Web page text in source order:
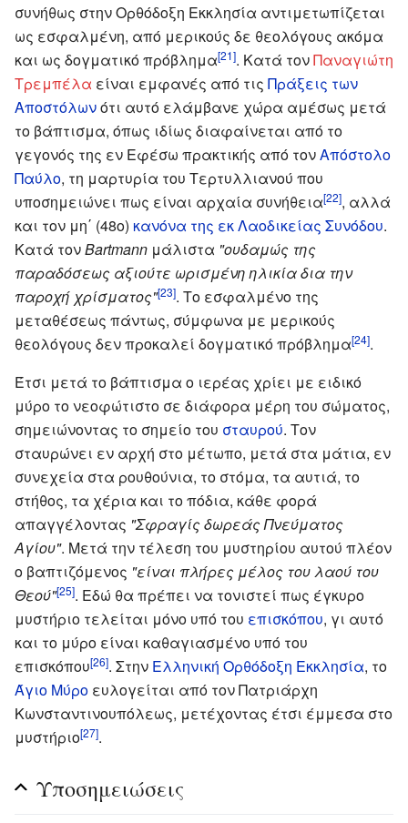
συνήθως στην Ορθόδοξη Εκκλησία αντιμετωπίζεται
ως εσφαλμένη, από μερικούς δε θεολόγους ακόμα
και ως δογματικό πρόβλημα[21]. Κατά τονΠαναγιώτη
Τρεμπέλα είναι εμφανές από τις Πράξεις των
Αποστόλωνότι αυτό ελάμβανε χώρα αμέσως μετά
το βάπτισμα, όπως ιδίως διαφαίνεται από το
γεγονός της εν Εφέσω πρακτικής από τονΑπόστολο
Παύλο, τη μαρτυρία του Τερτυλλιανού που
υποσημειώνει πως είναι αρχαία συνήθεια[22], αλλά
και τον μη΄ (48ο) κανόνα της εκ Λαοδικείας Συνόδου.
Κατά τονBartmann μάλιστα "ουδαμώς της
παραδόσεως αξιούτε ωρισμένη ηλικία δια την
παροχή χρίσματος"[23]. Το εσφαλμένο της
μεταθέσεως πάντως, σύμφωνα με μερικούς
θεολόγους δεν προκαλεί δογματικό πρόβλημα[24].
Έτσι μετά το βάπτισμα ο ιερέας χρίει με ειδικό
μύρο το νεοφώτιστο σε διάφορα μέρη του σώματος,
σημειώνοντας το σημείο του σταυρού. Τον
σταυρώνει εν αρχή στο μέτωπο, μετά στα μάτια, εν
συνεχεία στα ρουθούνια, το στόμα, τα αυτιά, το
στήθος, τα χέρια και το πόδια, κάθε φορά
απαγγέλοντας "Σφραγίς δωρεάς Πνεύματος
Αγίου". Μετά την τέλεση του μυστηρίου αυτού πλέον
ο βαπτιζόμενος "είναι πλήρες μέλος του λαού του
Θεού"[25]. Εδώ θα πρέπει να τονιστεί πως έγκυρο
μυστήριο τελείται μόνο υπό του επισκόπου, γι αυτό
και το μύρο είναι καθαγιασμένο υπό του
επισκόπου[26]. Στην Ελληνική Ορθόδοξη Εκκλησία, το
Άγιο Μύρο ευλογείται από τον Πατριάρχη
Κωνσταντινουπόλεως, μετέχοντας έτσι έμμεσα στο
μυστήριο[27].
Υποσημειώσεις